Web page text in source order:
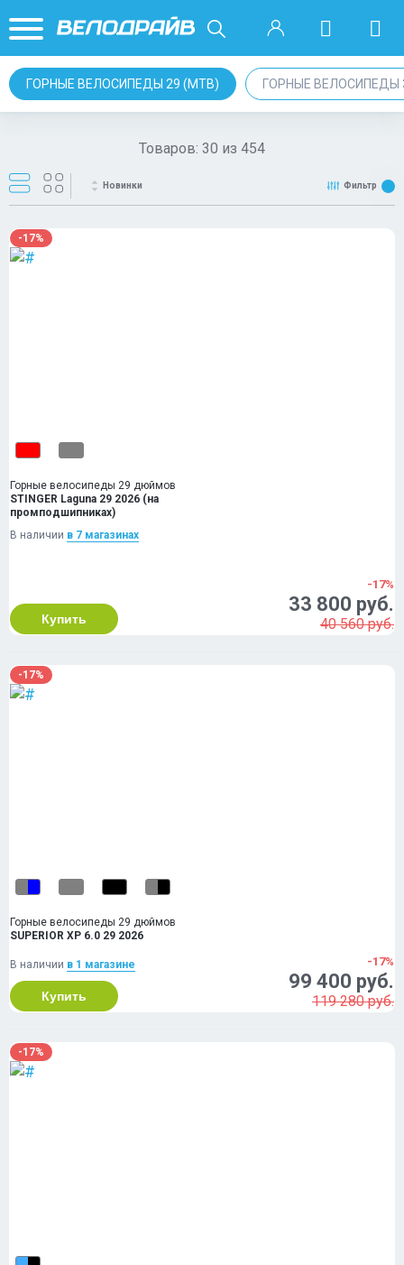
ГОРНЫЕ ВЕЛОСИПЕДЫ 29 (MTB) ГОРНЫЕ ВЕЛОСИПЕДЫ
Товаров: 30 из 454
Новинки Фильтр
-17%
Горные велосипеды 29 дюймов
STINGER Laguna 29 2026 (на
промподшипниках)
В наличии в 7 магазинах
Купить
-17%
33 800 руб.
40 560 руб.
-17%
Горные велосипеды 29 дюймов
SUPERIOR XP 6.0 29 2026
В наличии в 1 магазинe
Купить
-17%
99 400 руб.
119 280 руб.
-17%